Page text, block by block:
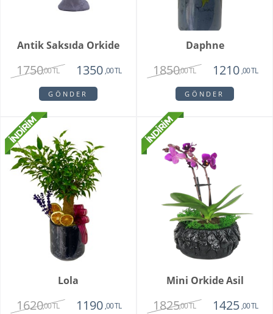
Antik Saksıda Orkide
1750,00 TL 1350 ,00 TL
GÖNDER
Daphne
1850,00 TL 1210 ,00 TL
GÖNDER
Lola
1620,00 TL 1190 ,00 TL
Mini Orkide Asil
1825,00 TL 1425 ,00 TL